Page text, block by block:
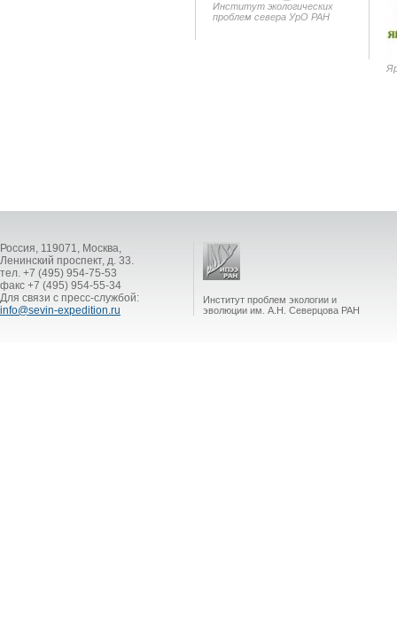
Институт экологических
проблем севера УрО РАН
Россия, 119071, Москва,
Ленинский проспект, д. 33.
тел. +7 (495) 954-75-53
факс +7 (495) 954-55-34
Для связи с пресс-службой:
info@sevin-expedition.ru
Институт проблем экологии и
эволюции им. А.Н. Северцова РАН